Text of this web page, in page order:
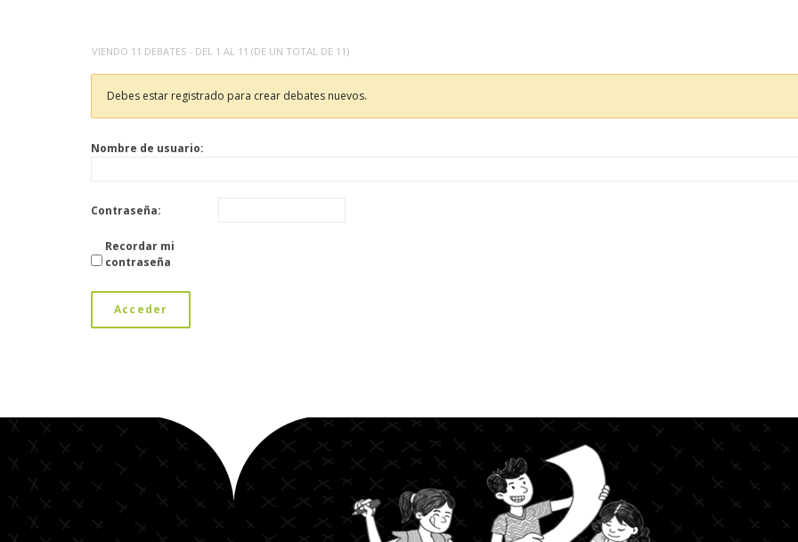
VIENDO 11 DEBATES - DEL 1 AL 11 (DE UN TOTAL DE 11)
Debes estar registrado para crear debates nuevos.
Nombre de usuario:
Contraseña:
Recordar mi
contraseña
Acceder